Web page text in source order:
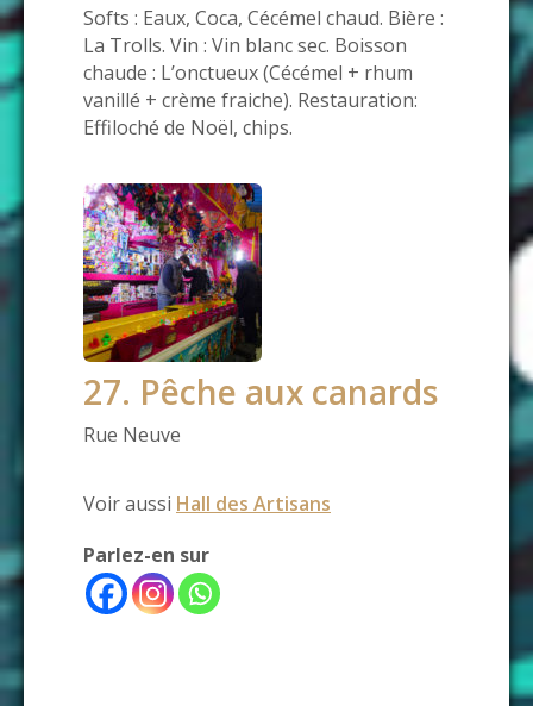
Softs : Eaux, Coca, Cécémel chaud. Bière :
La Trolls. Vin : Vin blanc sec. Boisson
chaude : L’onctueux (Cécémel + rhum
vanillé + crème fraiche). Restauration:
Effiloché de Noël, chips.
27. Pêche aux canards
Rue Neuve
Voir aussi Hall des Artisans
Parlez-en sur